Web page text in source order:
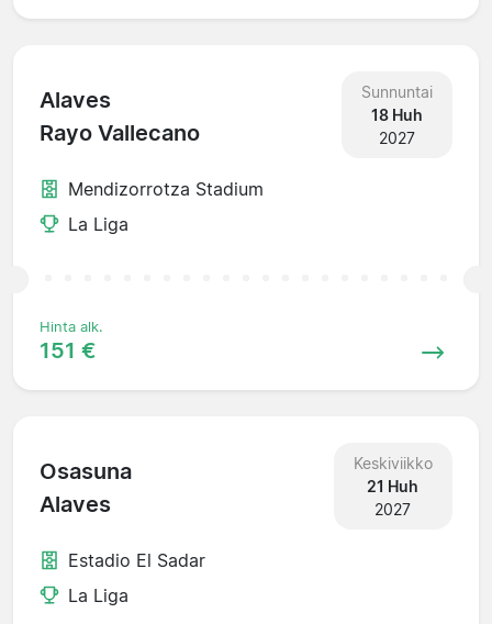
Alaves
Rayo Vallecano
Sunnuntai
18 Huh
2027
Mendizorrotza Stadium
La Liga
Hinta alk.
151 €
Osasuna
Alaves
Keskiviikko
21 Huh
2027
Estadio El Sadar
La Liga